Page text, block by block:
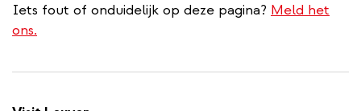
Iets fout of onduidelijk op deze pagina? Meld het
ons.